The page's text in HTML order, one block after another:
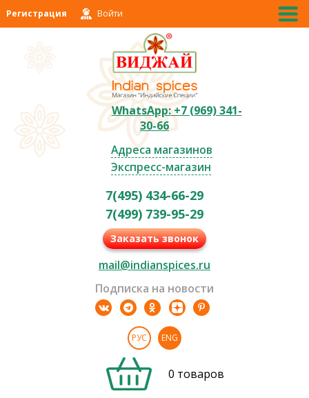
Регистрация Войти
WhatsApp: +7 (969) 341-
30-66
Адреса магазинов
Экспресс-магазин
7(495) 434-66-29
7(499) 739-95-29
Заказать звонок
mail@indianspices.ru
Подписка на новости
РУС ENG
0 товаров